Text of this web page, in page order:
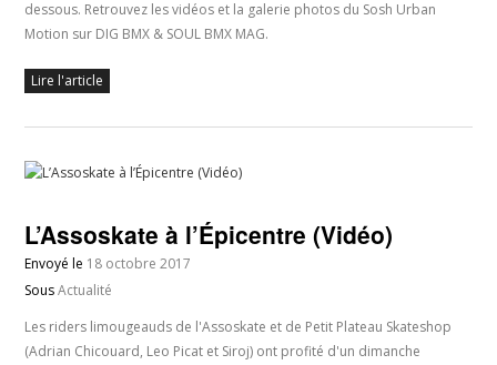
dessous. Retrouvez les vidéos et la galerie photos du Sosh Urban
Motion sur DIG BMX & SOUL BMX MAG.
Lire l'article
L’Assoskate à l’Épicentre (Vidéo)
Envoyé le 18 octobre 2017
SousActualité
Les riders limougeauds de l'Assoskate et de Petit Plateau Skateshop
(Adrian Chicouard, Leo Picat et Siroj) ont profité d'un dimanche